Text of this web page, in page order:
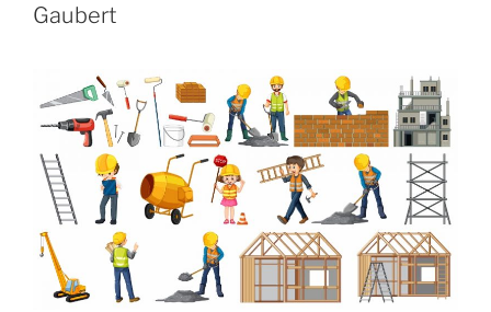
Gaubert